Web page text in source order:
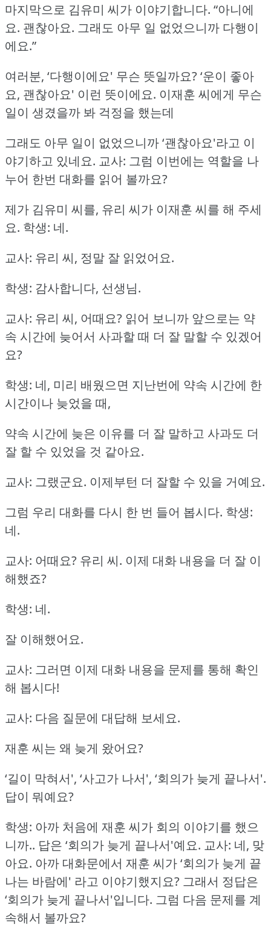
마지막으로 김유미 씨가 이야기합니다. “아니에
요. 괜찮아요. 그래도 아무 일 없었으니까 다행이
에요.”
여러분, ‘다행이에요' 무슨 뜻일까요?‘운이 좋아
요, 괜찮아요' 이런 뜻이에요. 이재훈 씨에게 무슨
일이 생겼을까 봐 걱정을 했는데
그래도 아무 일이 없었으니까 ‘괜찮아요'라고 이
야기하고 있네요. 교사: 그럼 이번에는 역할을 나
누어 한번 대화를 읽어 볼까요?
제가 김유미 씨를, 유리 씨가 이재훈 씨를 해 주세
요. 학생: 네.
교사: 유리 씨, 정말 잘 읽었어요.
학생: 감사합니다, 선생님.
교사: 유리 씨, 어때요? 읽어 보니까 앞으로는 약
속 시간에 늦어서 사과할 때 더 잘 말할 수 있겠어
요?
학생: 네, 미리 배웠으면 지난번에 약속 시간에 한
시간이나 늦었을 때,
약속 시간에 늦은 이유를 더 잘 말하고 사과도 더
잘 할 수 있었을 것 같아요.
교사: 그랬군요. 이제부턴 더 잘할 수 있을 거예요.
그럼 우리 대화를 다시 한 번 들어 봅시다. 학생:
네.
교사: 어때요? 유리 씨. 이제 대화 내용을 더 잘 이
해했죠?
학생: 네.
잘 이해했어요.
교사: 그러면 이제 대화 내용을 문제를 통해 확인
해 봅시다!
교사: 다음 질문에 대답해 보세요.
재훈 씨는 왜 늦게 왔어요?
‘길이 막혀서', ‘사고가 나서', ‘회의가 늦게 끝나서'.
답이 뭐예요?
학생: 아까 처음에 재훈 씨가 회의 이야기를 했으
니까.. 답은 ‘회의가 늦게 끝나서'예요. 교사: 네, 맞
아요. 아까 대화문에서 재훈 씨가 ‘회의가 늦게 끝
나는 바람에' 라고 이야기했지요? 그래서 정답은
‘회의가 늦게 끝나서'입니다. 그럼 다음 문제를 계
속해서 볼까요?